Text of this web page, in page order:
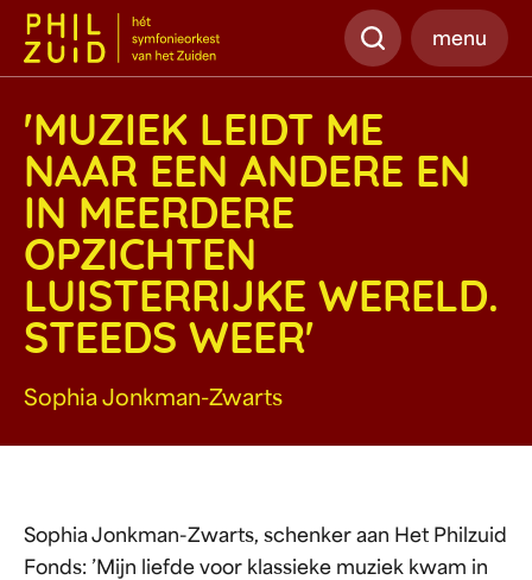
Zoeken
menu
'MUZIEK LEIDT ME
NAAR EEN ANDERE EN
IN MEERDERE
OPZICHTEN
LUISTERRIJKE WERELD.
STEEDS WEER'
Sophia Jonkman-Zwarts
Sophia Jonkman-Zwarts, schenker aan Het Philzuid
Fonds: ’Mijn liefde voor klassieke muziek kwam in